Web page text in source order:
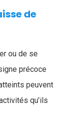
de
ou de se
précoce
peuvent
qu’ils